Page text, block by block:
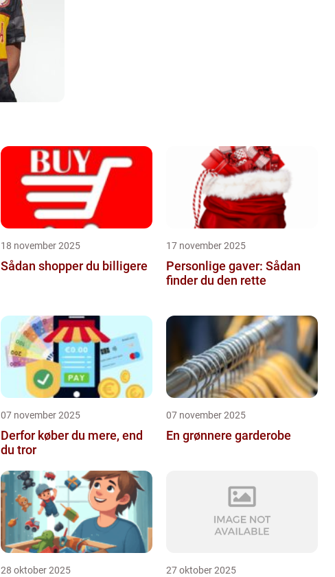
18 november 2025
Sådan shopper du billigere
17 november 2025
Personlige gaver: Sådan
finder du den rette
07 november 2025
Derfor køber du mere, end
du tror
07 november 2025
En grønnere garderobe
28 oktober 2025 27 oktober 2025